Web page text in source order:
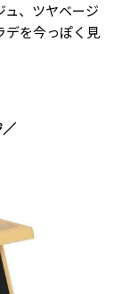
ュ、ツヤベージ
デを今っぽく見